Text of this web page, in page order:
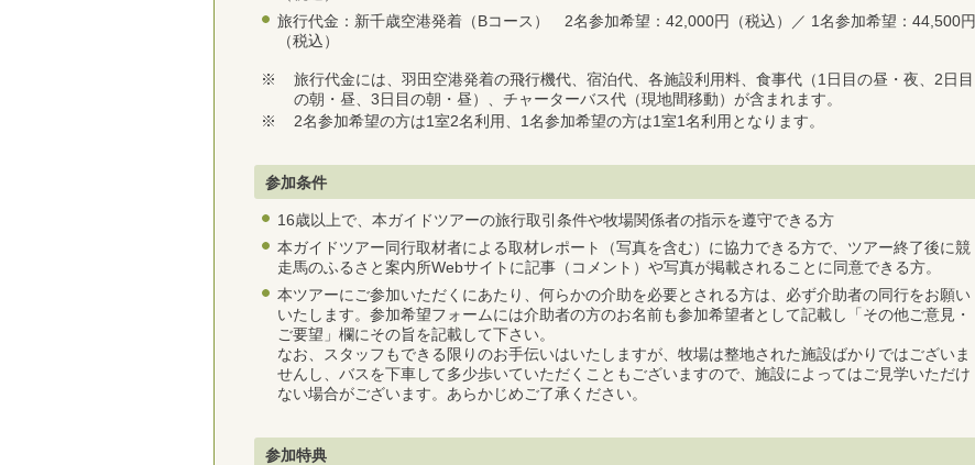
旅行代金：新千歳空港発着（Bコース） 2名参加希望：42,000円（税込）／ 1名参加希望：44,500円
（税込）
※
旅行代金には、羽田空港発着の飛行機代、宿泊代、各施設利用料、食事代（1日目の昼・夜、2日目
の朝・昼、3日目の朝・昼）、チャーターバス代（現地間移動）が含まれます。
※
2名参加希望の方は1室2名利用、1名参加希望の方は1室1名利用となります。
参加条件
16歳以上で、本ガイドツアーの旅行取引条件や牧場関係者の指示を遵守できる方
本ガイドツアー同行取材者による取材レポート（写真を含む）に協力できる方で、ツアー終了後に競
走馬のふるさと案内所Webサイトに記事（コメント）や写真が掲載されることに同意できる方。
本ツアーにご参加いただくにあたり、何らかの介助を必要とされる方は、必ず介助者の同行をお願い
いたします。参加希望フォームには介助者の方のお名前も参加希望者として記載し「その他ご意見・
ご要望」欄にその旨を記載して下さい。
なお、スタッフもできる限りのお手伝いはいたしますが、牧場は整地された施設ばかりではございま
せんし、バスを下車して多少歩いていただくこともございますので、施設によってはご見学いただけ
ない場合がございます。あらかじめご了承ください。
参加特典